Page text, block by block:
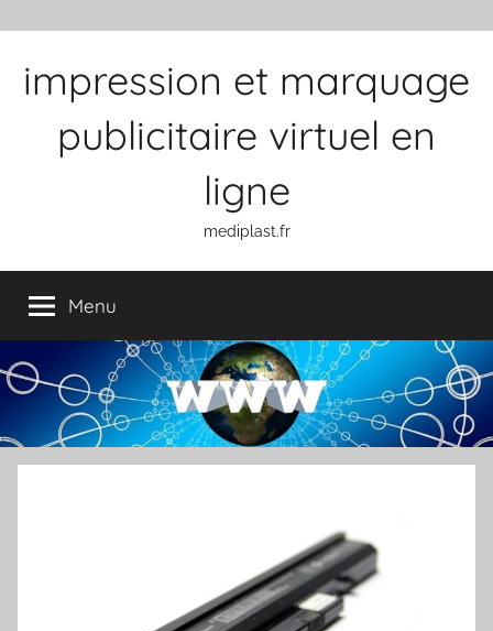
impression et marquage
publicitaire virtuel en
ligne
mediplast.fr
Menu